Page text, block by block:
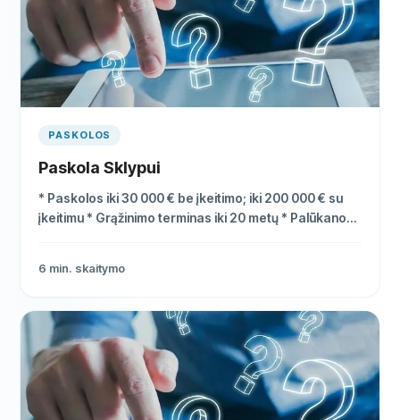
PASKOLOS
Paskola Sklypui
* Paskolos iki 30 000 € be įkeitimo; iki 200 000 € su
įkeitimu * Grąžinimo terminas iki 20 metų * Palūkanos
6 min. skaitymo